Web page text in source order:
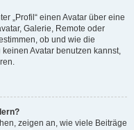
„Profil“ einen Avatar über eine
Galerie, Remote oder
ob und wie die
Avatar benutzen kannst,
zeigen an, wie viele Beiträge